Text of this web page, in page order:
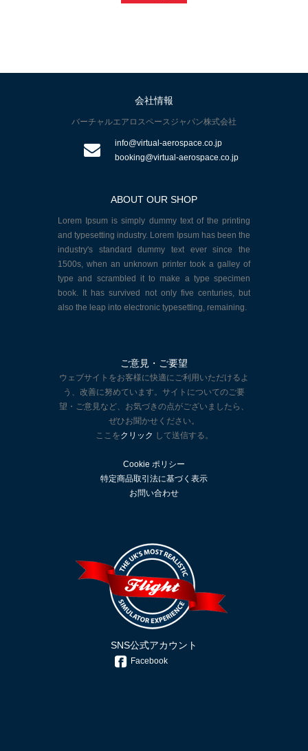
会社情報
バーチャルエアロスペースジャパン株式会社
info@virtual-aerospace.co.jp
booking@virtual-aerospace.co.jp
ABOUT OUR SHOP
Lorem Ipsum is simply dummy text of the printing
and typesetting industry. Lorem Ipsum has been the
industry's standard dummy text ever since the
1500s, when an unknown printer took a galley of
type and scrambled it to make a type specimen
book. It has survived not only five centuries, but
also the leap into electronic typesetting, remaining.
ご意見・ご要望
ウェブサイトをお客様に快適にご利用いただけるよ
う、改善に努めています。サイトについてのご要
望・ご意見など、お気づきの点がございましたら、
ぜひお聞かせください。
ここをクリック して送信する。
Cookie ポリシー
特定商品取引法に基づく表示
お問い合わせ
SNS公式アカウント
Facebook